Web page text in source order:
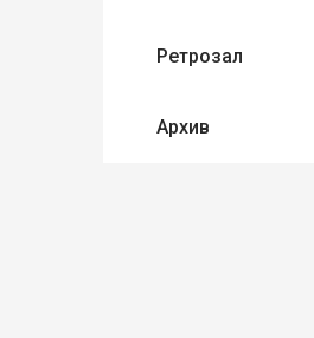
Ретрозал
Архив